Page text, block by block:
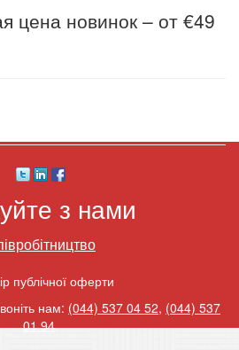
цена новинок – от €49
з нами
публічної оферти
нам: (044) 537 04 52, (044) 537
01 94.